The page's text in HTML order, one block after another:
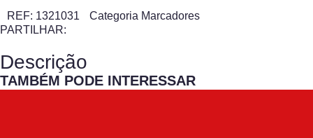
REF: 1321031 Categoria Marcadores
PARTILHAR:
Descrição
TAMBÉM PODE INTERESSAR